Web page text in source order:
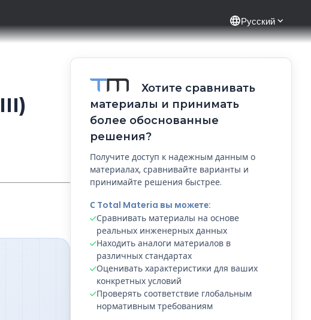
languageРусский
Хотите сравнивать
материалы и принимать
более обоснованные
решения?
Получите доступ к надежным данным о
материалах, сравнивайте варианты и
принимайте решения быстрее.
С Total Materia вы можете:
Сравнивать материалы на основе
реальных инженерных данных
Находить аналоги материалов в
различных стандартах
Оценивать характеристики для ваших
конкретных условий
Проверять соответствие глобальным
нормативным требованиям